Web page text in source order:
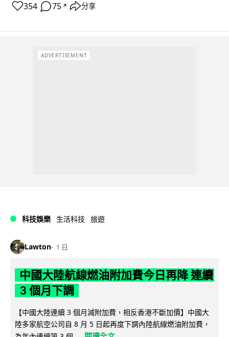
354 75 ↗ 分享
ADVERTISEMENT
科技娛樂 生活科技 旅遊
Lawton 1 日
中國大陸航線燃油附加費今日再降 連續
3 個月下調
【中國大陸連續 3 個月減附加費，相反香港不斷加價】中國大
陸多家航空公司自 8 月 5 日起再度下調內陸航線燃油附加費，